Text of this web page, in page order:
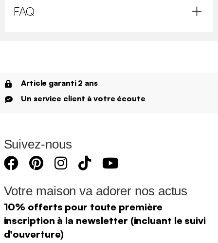
FAQ
Article garanti 2 ans
Un service client à votre écoute
Suivez-nous
Votre maison va adorer nos actus
10% offerts pour toute première
inscription à la newsletter (incluant le suivi
d'ouverture)